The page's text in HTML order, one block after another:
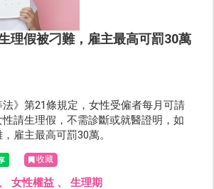
理假被刁難，雇主最高可罰30萬
》第21條規定，女性受僱者每月可請
請生理假，不需診斷或就醫證明，如
雇主最高可罰30萬。
收藏
女性權益、 生理期